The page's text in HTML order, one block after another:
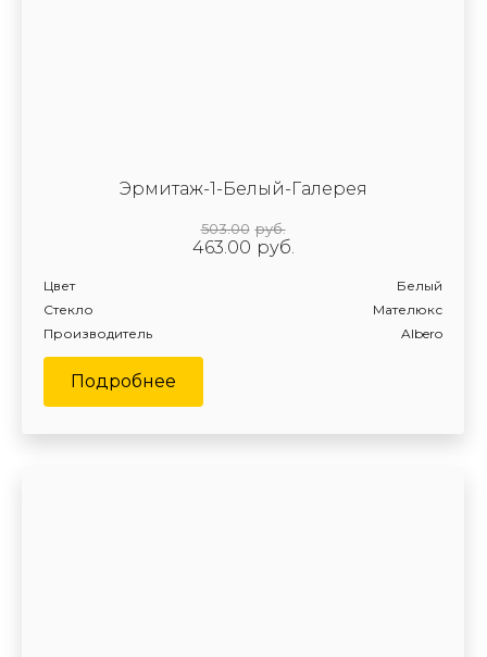
Эрмитаж-1-Белый-Галерея
руб.
503.00
руб.
463.00
Цвет Белый
Производитель Albero
Стекло Мателюкс
Подробнее